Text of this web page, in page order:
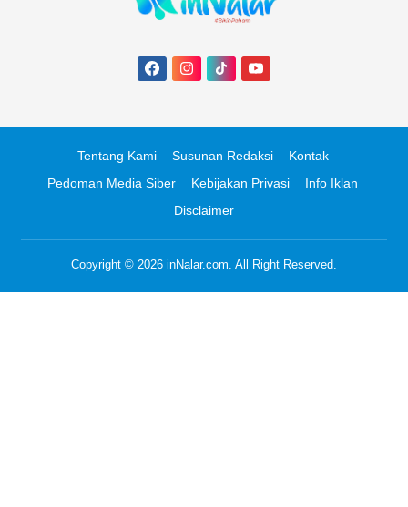
Tentang Kami Susunan Redaksi
Kontak
Pedoman Media Siber
Kebijakan Privasi
Info Iklan
Disclaimer
Copyright © 2026 inNalar.com. All Right Reserved.